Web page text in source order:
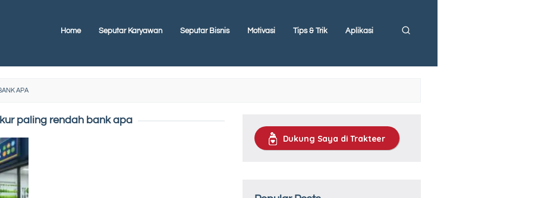
Home Seputar Karyawan Seputar Bisnis Motivasi Tips & Trik Aplikasi
APA
paling rendah bank apa
Dukung Saya di Trakteer